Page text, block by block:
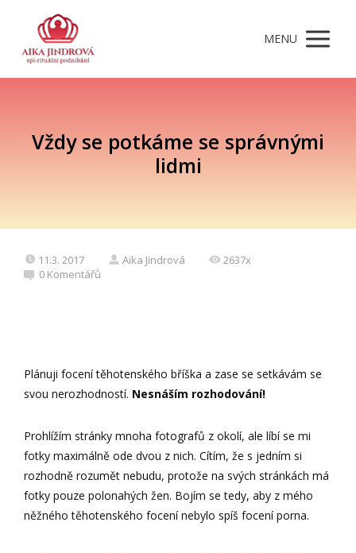
MENU
Vždy se potkáme se správnými
lidmi
11.3. 2017 Aika Jindrová
2637x
0 Komentářů
Plánuji focení těhotenského bříška a zase se setkávám se
svou nerozhodností. Nesnáším rozhodování!
Prohlížím stránky mnoha fotografů z okolí, ale líbí se mi
fotky maximálně ode dvou z nich. Cítím, že s jedním si
rozhodně rozumět nebudu, protože na svých stránkách má
fotky pouze polonahých žen. Bojím se tedy, aby z mého
něžného těhotenského focení nebylo spíš focení porna.